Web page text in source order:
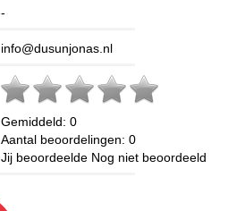
-
info@dusunjonas.nl
Gemiddeld: 0
Aantal beoordelingen: 0
Jij beoordeelde Nog niet beoordeeld